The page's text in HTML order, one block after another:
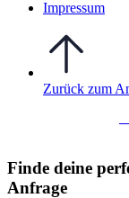
Impressum
Zurück zum
Finde deine
Anfrage​